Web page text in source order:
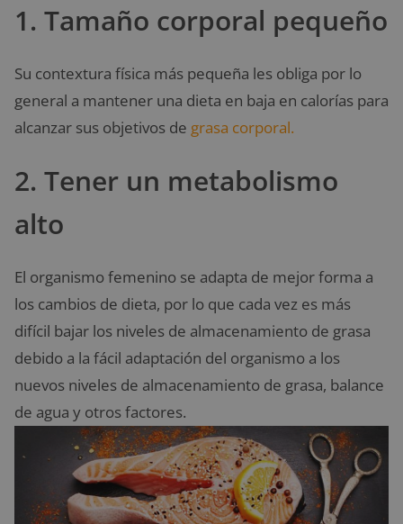
1. Tamaño corporal pequeño
Su contextura física más pequeña les obliga por lo
general a mantener una dieta en baja en calorías para
alcanzar sus objetivos de grasa corporal.
2. Tener un metabolismo
alto
El organismo femenino se adapta de mejor forma a
los cambios de dieta, por lo que cada vez es más
difícil bajar los niveles de almacenamiento de grasa
debido a la fácil adaptación del organismo a los
nuevos niveles de almacenamiento de grasa, balance
de agua y otros factores.